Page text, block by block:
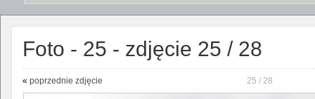
Foto - 25 - zdjęcie 25 / 28
« poprzednie zdjęcie 25 / 28